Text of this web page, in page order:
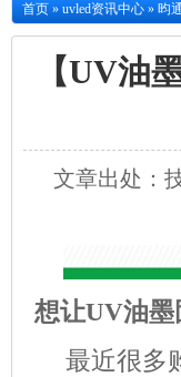
首页 » uvled资讯中心 » 昀
【UV油
文章出处：
想让UV油墨
最近很多